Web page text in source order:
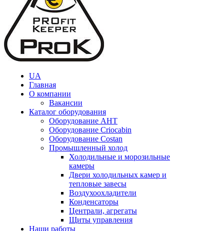
UA
Главная
О компании
Вакансии
Каталог оборудования
Оборудование AHT
Оборудование Criocabin
Оборудование Costan
Промышленный холод
Холодильные и морозильные
камеры
Двери холодильных камер и
тепловые завесы
Воздухоохладители
Конденсаторы
Централи, агрегаты
Щиты управления
Наши работы